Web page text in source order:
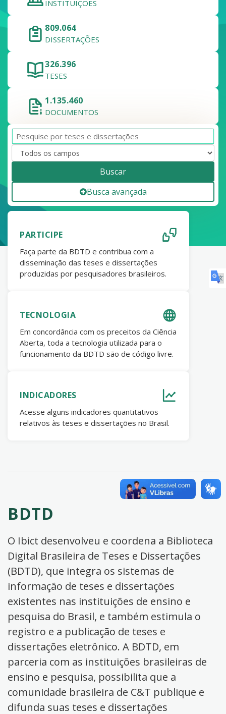
INSTITUIÇÕES
809.064
DISSERTAÇÕES
326.396
TESES
1.135.460
DOCUMENTOS
Buscar
Busca avançada
PARTICIPE
Faça parte da BDTD e contribua com a
disseminação das teses e dissertações
produzidas por pesquisadores brasileiros.
TECNOLOGIA
Em concordância com os preceitos da Ciência
Aberta, toda a tecnologia utilizada para o
funcionamento da BDTD são de código livre.
INDICADORES
Acesse alguns indicadores quantitativos
relativos às teses e dissertações no Brasil.
BDTD
O Ibict desenvolveu e coordena a Biblioteca
Digital Brasileira de Teses e Dissertações
(BDTD), que integra os sistemas de
informação de teses e dissertações
existentes nas instituições de ensino e
pesquisa do Brasil, e também estimula o
registro e a publicação de teses e
dissertações eletrônico. A BDTD, em
parceria com as instituições brasileiras de
ensino e pesquisa, possibilita que a
comunidade brasileira de C&T publique e
difunda suas teses e dissertações